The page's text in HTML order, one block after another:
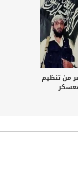
من تنظيم